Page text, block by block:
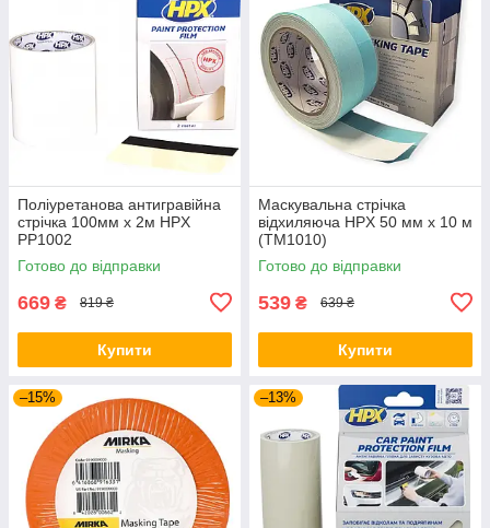
Поліуретанова антигравійна
стрічка 100мм x 2м HPX
PP1002
Готово до відправки
669 ₴ 819 ₴
Купити
Маскувальна стрічка
відхиляюча HPX 50 мм x 10 м
(TM1010)
Готово до відправки
539 ₴ 639 ₴
Купити
–15% –13%